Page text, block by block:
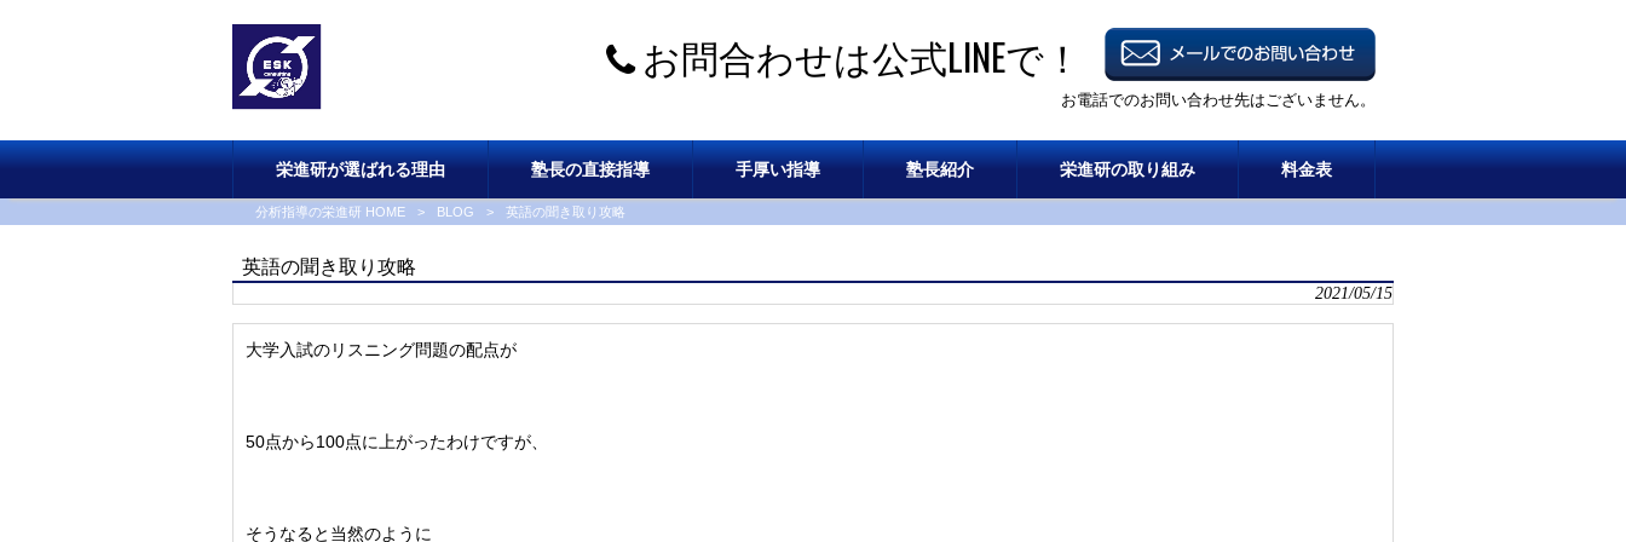
お問合わせは公式LINEで！
お電話でのお問い合わせ先はございません。
栄進研が選ばれる理由 塾長の直接指導 手厚い指導 塾長紹介 栄進研の取り組み 料金表
分析指導の栄進研 HOME > BLOG > 英語の聞き取り攻略
英語の聞き取り攻略
2021/05/15
大学入試のリスニング問題の配点が
50点から100点に上がったわけですが、
そうなると当然のように